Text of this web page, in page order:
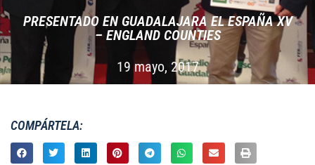
PRESENTADO EN GUADALAJARA EL ESPAÑA XV
– ENGLAND COUNTIES
19 mayo, 2017
COMPÁRTELA: